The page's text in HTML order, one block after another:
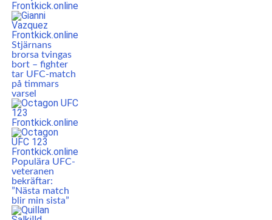
Stjärnans
brorsa tvingas
bort – fighter
tar UFC-match
på timmars
varsel
Populära UFC-
veteranen
bekräftar:
”Nästa match
blir min sista”